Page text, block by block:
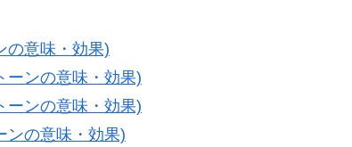
の意味・効果)
ーンの意味・効果)
ーンの意味・効果)
ンの意味・効果)